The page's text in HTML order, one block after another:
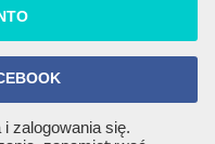
zalogowania się.